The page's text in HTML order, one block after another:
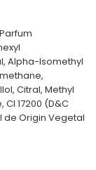
Alpha-Isomethyl
Citral, Methyl
17200 (D&C
de Origin Vegetal